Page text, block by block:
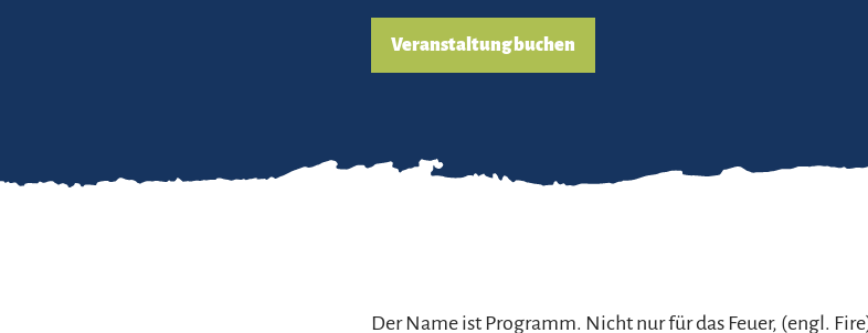
Veranstaltung buchen
Der Name ist Programm. Nicht nur für das Feuer, (engl.